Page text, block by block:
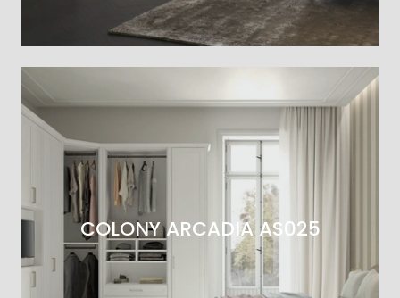
COLONY ARCADIA AS025